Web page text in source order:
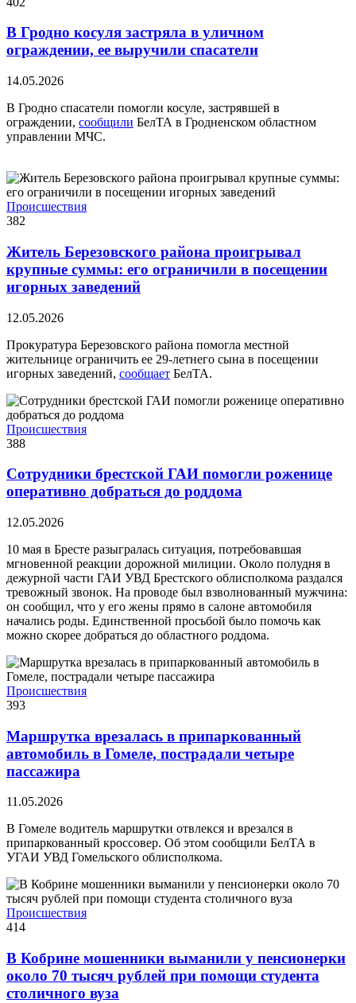
В Гродно косуля застряла в уличном
ограждении, ее выручили спасатели
14.05.2026
В Гродно спасатели помогли косуле, застрявшей в
ограждении, сообщили БелТА в Гродненском областном
управлении МЧС.
Происшествия
382
Житель Березовского района проигрывал
крупные суммы: его ограничили в посещении
игорных заведений
12.05.2026
Прокуратура Березовского района помогла местной
жительнице ограничить ее 29-летнего сына в посещении
игорных заведений, сообщает БелТА.
Происшествия
388
Сотрудники брестской ГАИ помогли роженице
оперативно добраться до роддома
12.05.2026
10 мая в Бресте разыгралась ситуация, потребовавшая
мгновенной реакции дорожной милиции. Около полудня в
дежурной части ГАИ УВД Брестского облисполкома раздался
тревожный звонок. На проводе был взволнованный мужчина:
он сообщил, что у его жены прямо в салоне автомобиля
начались роды. Единственной просьбой было помочь как
можно скорее добраться до областного роддома.
Происшествия
393
Маршрутка врезалась в припаркованный
автомобиль в Гомеле, пострадали четыре
пассажира
11.05.2026
В Гомеле водитель маршрутки отвлекся и врезался в
припаркованный кроссовер. Об этом сообщили БелТА в
УГАИ УВД Гомельского облисполкома.
Происшествия
414
В Кобрине мошенники выманили у пенсионерки
около 70 тысяч рублей при помощи студента
столичного вуза